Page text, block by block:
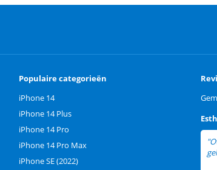
Populaire categorieën
iPhone 14
iPhone 14 Plus
iPhone 14 Pro
iPhone 14 Pro Max
iPhone SE (2022)